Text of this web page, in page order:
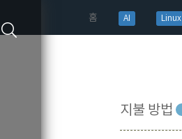
홈(current)
AI Linux
지불 방법